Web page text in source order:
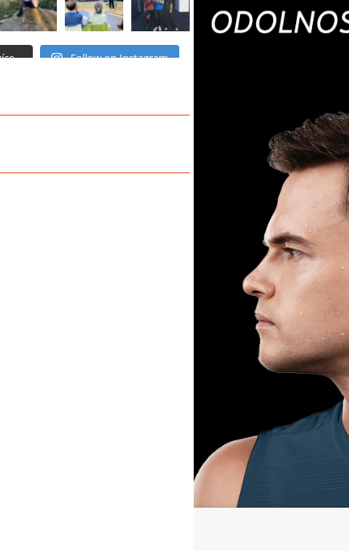
Follow on Instagram